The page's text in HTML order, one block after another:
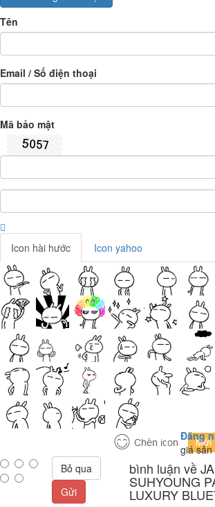
Tên
Email / Số điện thoại
Mã bảo mật
Icon hài hước Icon yahoo
Đăng
giá sản
Bỏ qua
Gửi
bình luận về
SUHYOUNG
LUXURY